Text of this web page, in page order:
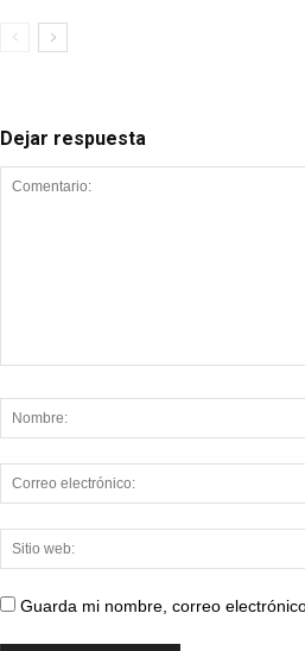
Dejar respuesta
Guarda mi nombre, correo